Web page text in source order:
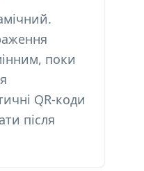
поки
QR-коди
після